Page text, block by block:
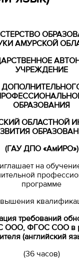
АМУРСКОЙ
УЧРЕЖДЕНИЕ
ОБРАЗОВАНИЯ
ОБЛАСТНОЙ
(ГАУ ДПО «АмИРО»)
на
программе
требований
ООО, ФГОС СОО в
(английский
(36 часов)